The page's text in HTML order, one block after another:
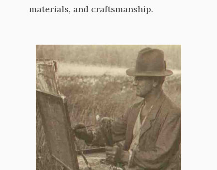
materials, and craftsmanship.